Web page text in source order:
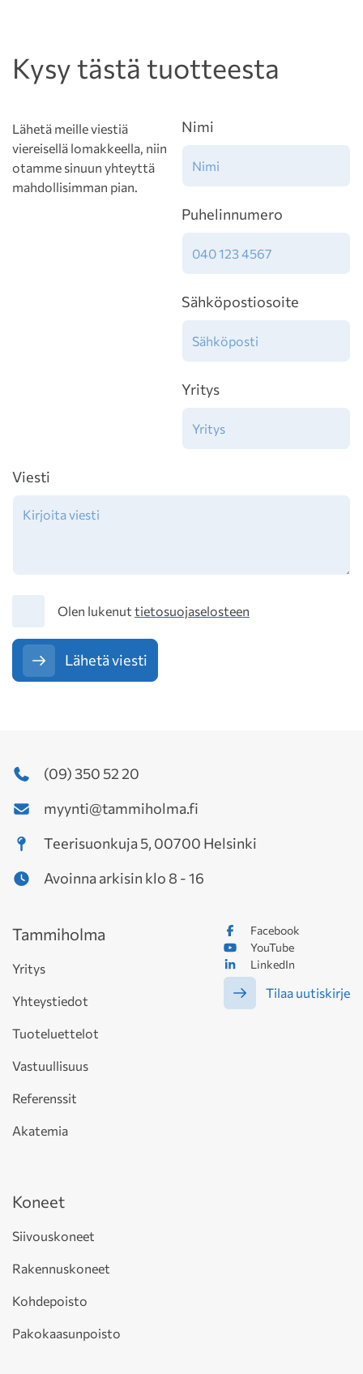
Kysy tästä tuotteesta
Lähetä meille viestiä
viereisellä lomakkeella, niin
otamme sinuun yhteyttä
mahdollisimman pian.
Nimi
Puhelinnumero
Sähköpostiosoite
Yritys
Viesti
TietosuojaOlen lukenut tietosuojaselosteen
Lähetä viesti
(09) 350 52 20
myynti@tammiholma.fi
Teerisuonkuja 5, 00700 Helsinki
Avoinna arkisin klo 8 - 16
Facebook
YouTube
LinkedIn
Tilaa uutiskirje
Tammiholma
Yritys
Yhteystiedot
Tuoteluettelot
Vastuullisuus
Referenssit
Akatemia
Koneet
Siivouskoneet
Rakennuskoneet
Kohdepoisto
Pakokaasunpoisto